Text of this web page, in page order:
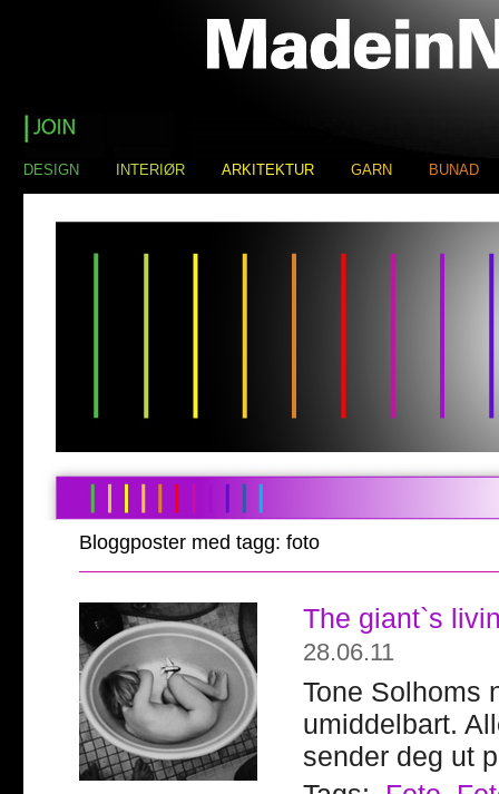
DESIGN INTERIØR ARKITEKTUR GARN BUNAD
Bloggposter med tagg: foto
The giant`s
28.06.11
Tone Solhoms
umiddelbart.
sender deg ut